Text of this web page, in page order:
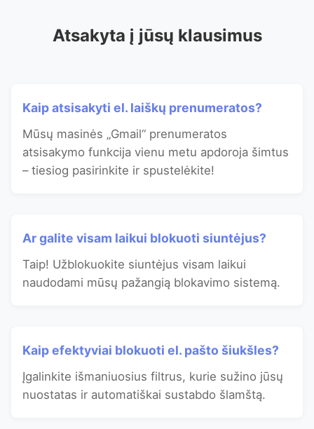
Atsakyta į jūsų klausimus
Kaip atsisakyti el. laiškų prenumeratos?
Mūsų masinės „Gmail“ prenumeratos
atsisakymo funkcija vienu metu apdoroja šimtus
– tiesiog pasirinkite ir spustelėkite!
Ar galite visam laikui blokuoti siuntėjus?
Taip! Užblokuokite siuntėjus visam laikui
naudodami mūsų pažangią blokavimo sistemą.
Kaip efektyviai blokuoti el. pašto šiukšles?
Įgalinkite išmaniuosius filtrus, kurie sužino jūsų
nuostatas ir automatiškai sustabdo šlamštą.